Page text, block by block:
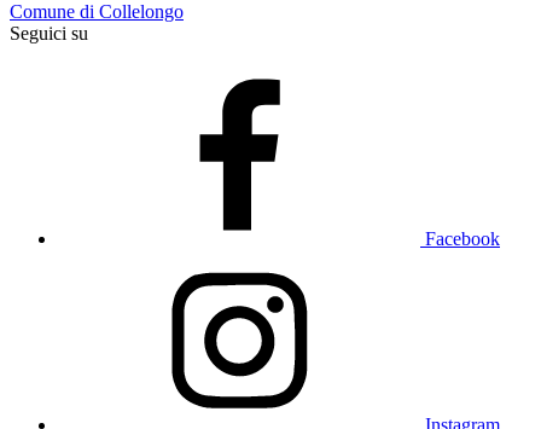
Comune di Collelongo
Seguici su
Facebook
Instagram